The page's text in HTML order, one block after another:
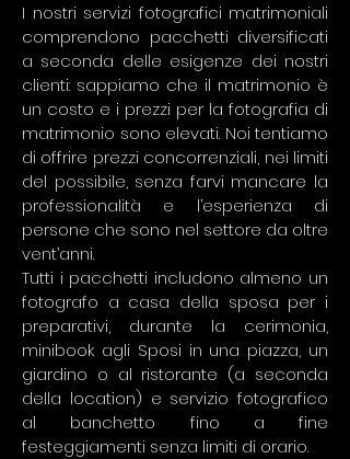
I nostri servizi fotografici matrimoniali
comprendono pacchetti diversificati
a seconda delle esigenze dei nostri
clienti: sappiamo che il matrimonio è
un costo e i prezzi per la fotografia di
matrimonio sono elevati. Noi tentiamo
di offrire prezzi concorrenziali, nei limiti
del possibile, senza farvi mancare la
professionalità e l’esperienza di
persone che sono nel settore da oltre
vent’anni.
Tutti i pacchetti includono almeno un
fotografo a casa della sposa per i
preparativi, durante la cerimonia,
minibook agli Sposi in una piazza, un
giardino o al ristorante (a seconda
della location) e servizio fotografico
al banchetto fino a fine
festeggiamenti senza limiti di orario.